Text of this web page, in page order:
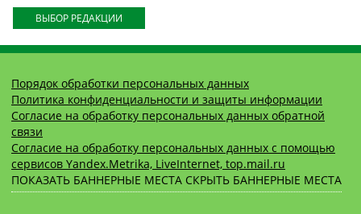
ВЫБОР РЕДАКЦИИ
Порядок обработки персональных данных
Политика конфиденциальности и защиты информации
Согласие на обработку персональных данных обратной
связи
Согласие на обработку персональных данных с помощью
сервисов Yandex.Metrika, LiveInternet, top.mail.ru
ПОКАЗАТЬ БАННЕРНЫЕ МЕСТА СКРЫТЬ БАННЕРНЫЕ МЕСТА